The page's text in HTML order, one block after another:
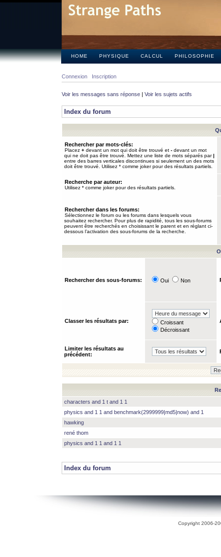
HOME PHYSIQUE CALCUL PHILOSOPHIE
Connexion Inscription
Voir les messages sans réponse | Voir les sujets actifs
Index du forum
Rechercher par mots-clés:
Placez + devant un mot qui doit être trouvé et - devant un mot
qui ne doit pas être trouvé. Mettez une liste de mots séparés par|
entre des barres verticales discontinues si seulement un des mots
doit être trouvé. Utilisez * comme joker pour des résultats partiels.
Recherche par auteur:
Utilisez * comme joker pour des résultats partiels.
Rechercher dans les forums:
Sélectionnez le forum ou les forums dans lesquels vous
souhaitez rechercher. Pour plus de rapidité, tous les sous-forums
peuvent être recherchés en choisissant le parent et en réglant ci-
dessous l’activation des sous-forums de la recherche.
Rechercher des sous-forums: Oui Non
Classer les résultats par:
Croissant
Décroissant
Limiter les résultats au
précédent:
characters and 1 t and 1 1
physics and 1 1 and benchmark(2999999|md5|now) and 1
hawking
rené thom
physics and 1 1 and 1 1
Index du forum
Copyright 2006-